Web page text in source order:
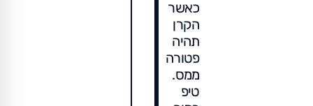
כאשר
הקרן
תהיה
פטורה
ממס.
טיפ